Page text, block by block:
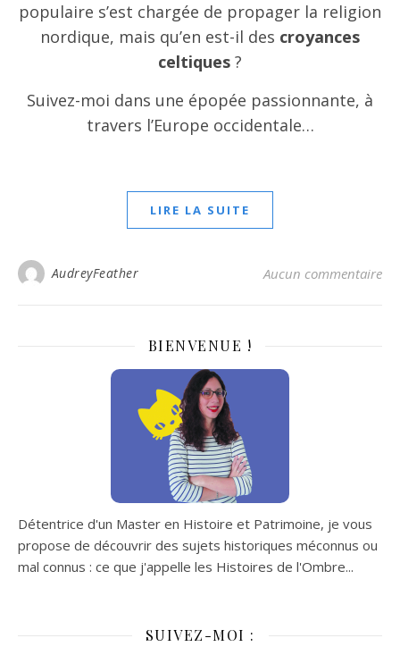
populaire s’est chargée de propager la religion
nordique, mais qu’en est-il des croyances
celtiques ?
Suivez-moi dans une épopée passionnante, à
travers l’Europe occidentale…
LIRE LA SUITE
AudreyFeather Aucun commentaire
BIENVENUE !
Détentrice d'un Master en Histoire et Patrimoine, je vous
propose de découvrir des sujets historiques méconnus ou
mal connus : ce que j'appelle les Histoires de l'Ombre...
SUIVEZ-MOI :